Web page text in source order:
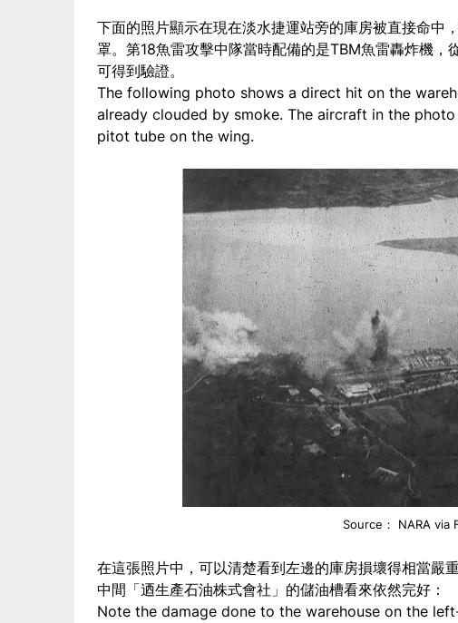
下面的照片顯示在現在淡水捷運站旁的庫房被直接命中
罩。第18魚雷攻擊中隊當時配備的是TBM魚雷轟炸機
可得到驗證。
The following photo shows a direct hit on the
already clouded by smoke. The aircraft in the
pitot tube on the wing.
Source： NARA via
在這張照片中，可以清楚看到左邊的庫房損壞得相當嚴
中間「迺生產石油株式會社」的儲油槽看來依然完好：
Note the damage done to the warehouse on the